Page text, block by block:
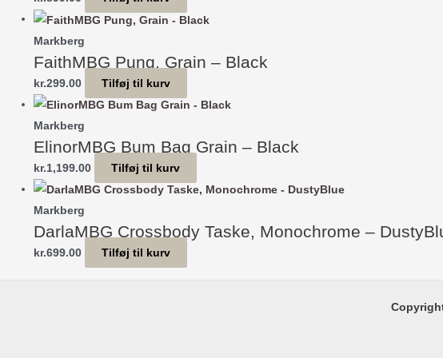
Markberg
FaithMBG Pung, Grain – Black
kr.299.00 Tilføj til kurv
Markberg
ElinorMBG Bum Bag Grain – Black
kr.1,199.00 Tilføj til kurv
Markberg
DarlaMBG Crossbody Taske, Monochrome –
kr.699.00 Tilføj til kurv